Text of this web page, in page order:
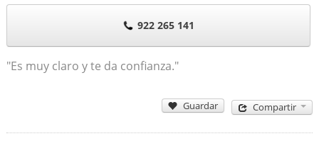
922 265 141
"Es muy claro y te da confianza."
Guardar Compartir